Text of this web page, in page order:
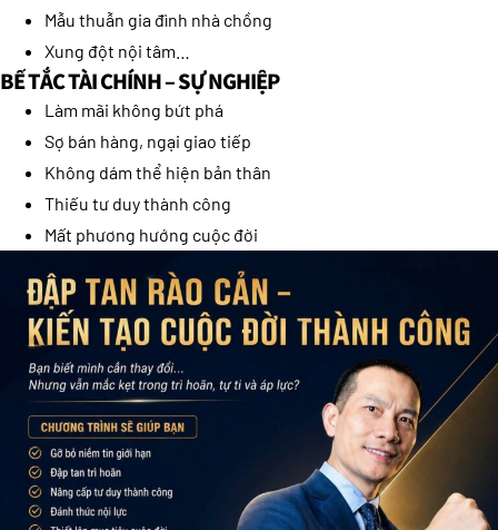
Mẫu thuẫn gia đình nhà chồng
Xung đột nội tâm…
BẾ TẮC TÀI CHÍNH – SỰ NGHIỆP
Làm mãi không bứt phá
Sợ bán hàng, ngại giao tiếp
Không dám thể hiện bản thân
Thiếu tư duy thành công
Mất phương hướng cuộc đời